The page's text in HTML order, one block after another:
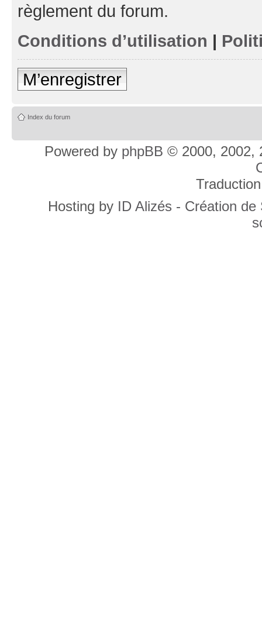
règlement du forum.
Conditions d’utilisation |
M’enregistrer
Index du forum
Powered by phpBB © 2000, 2002,
Hosting by ID Alizés - Création